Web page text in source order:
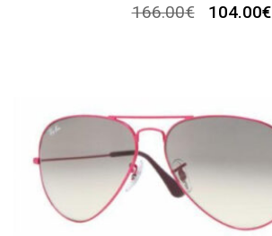
166.00€ 104.00€